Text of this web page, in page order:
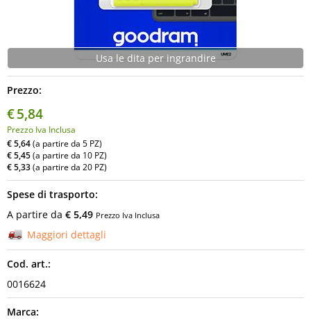
Office
Informatica
AudioVideo
Prezzo:
€5,84
Prezzo Iva Inclusa
€ 5,64(a partire da 5 PZ)
€ 5,45(a partire da 10 PZ)
€ 5,33(a partire da 20 PZ)
Spese di trasporto:
A partire da € 5,49 Prezzo Iva Inclusa
Maggiori dettagli
Cod. art.:
0016624
Marca: